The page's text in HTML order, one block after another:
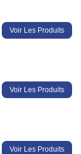
Voir Les Produits
Voir Les Produits
Voir Les Produits